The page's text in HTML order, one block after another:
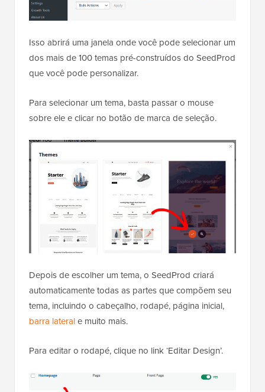
Isso abrirá uma janela onde você pode selecionar um
dos mais de 100 temas pré-construídos do SeedProd
que você pode personalizar.
Para selecionar um tema, basta passar o mouse
sobre ele e clicar no botão de marca de seleção.
Depois de escolher um tema, o SeedProd criará
automaticamente todas as partes que compõem seu
tema, incluindo o cabeçalho, rodapé, página inicial,
barra laterale muito mais.
Para editar o rodapé, clique no link ‘Editar Design’.